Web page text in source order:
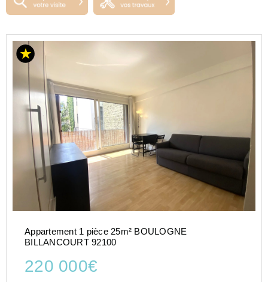
Appartement 1 pièce 25m² BOULOGNE
BILLANCOURT 92100
220 000€